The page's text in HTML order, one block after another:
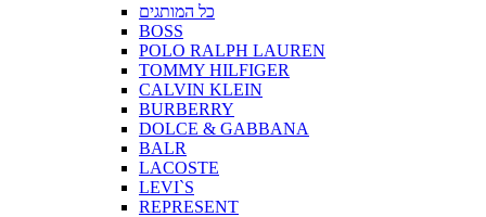
כל המותגים
BOSS
POLO RALPH LAUREN
TOMMY HILFIGER
CALVIN KLEIN
BURBERRY
DOLCE & GABBANA
BALR
LACOSTE
LEVI`S
REPRESENT